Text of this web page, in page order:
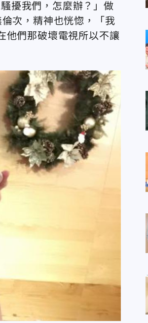
擾我們，怎麼辦？」做
次，精神也恍惚，「我
他們那破壞電視所以不讓